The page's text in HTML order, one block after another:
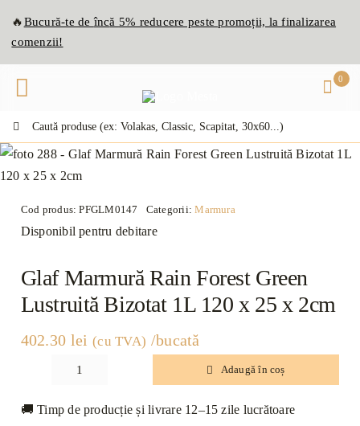
🔥Bucură-te deîncă 5% reducere peste promoții, la finalizarea
comenzii!
0
Cod produs:PFGLM0147 Categorii:Marmura
Disponibil pentru debitare
Glaf Marmură Rain Forest Green
Lustruită Bizotat 1L 120 x 25 x 2cm
402.30 lei (cu TVA) /bucată
Cantitate
Marmură
Adaugă în coș
🚚 Timp de producție și livrare 12–15 zile lucrătoare